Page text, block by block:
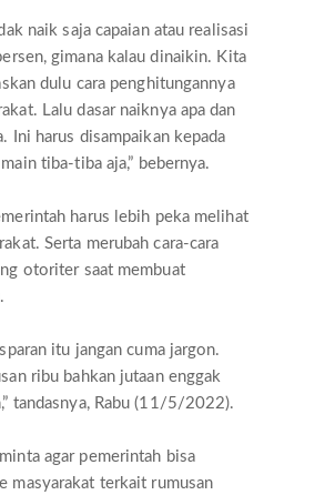
naik saja capaian atau realisasi
gimana kalau dinaikin. Kita
dulu cara penghitungannya
Lalu dasar naiknya apa dan
Ini harus disampaikan kepada
tiba-tiba aja,” bebernya.
harus lebih peka melihat
Serta merubah cara-cara
otoriter saat membuat
itu jangan cuma jargon.
ribu bahkan jutaan enggak
tandasnya, Rabu (11/5/2022).
agar pemerintah bisa
masyarakat terkait rumusan